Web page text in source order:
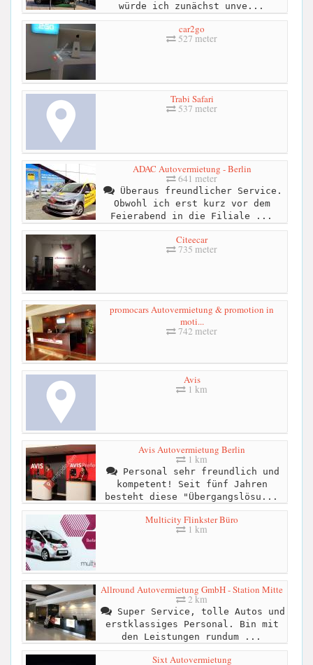
würde ich zunächst unve...
car2go
527 meter
Trabi Safari
537 meter
ADAC Autovermietung - Berlin
641 meter
Überaus freundlicher Service.
Obwohl ich erst kurz vor dem
Feierabend in die Filiale ...
Citeecar
735 meter
promocars Autovermietung & promotion in
moti...
742 meter
Avis
1 km
Avis Autovermietung Berlin
1 km
Personal sehr freundlich und
kompetent! Seit fünf Jahren
besteht diese "Übergangslösu...
Multicity Flinkster Büro
1 km
Allround Autovermietung GmbH - Station Mitte
2 km
Super Service, tolle Autos und
erstklassiges Personal. Bin mit
den Leistungen rundum ...
Sixt Autovermietung